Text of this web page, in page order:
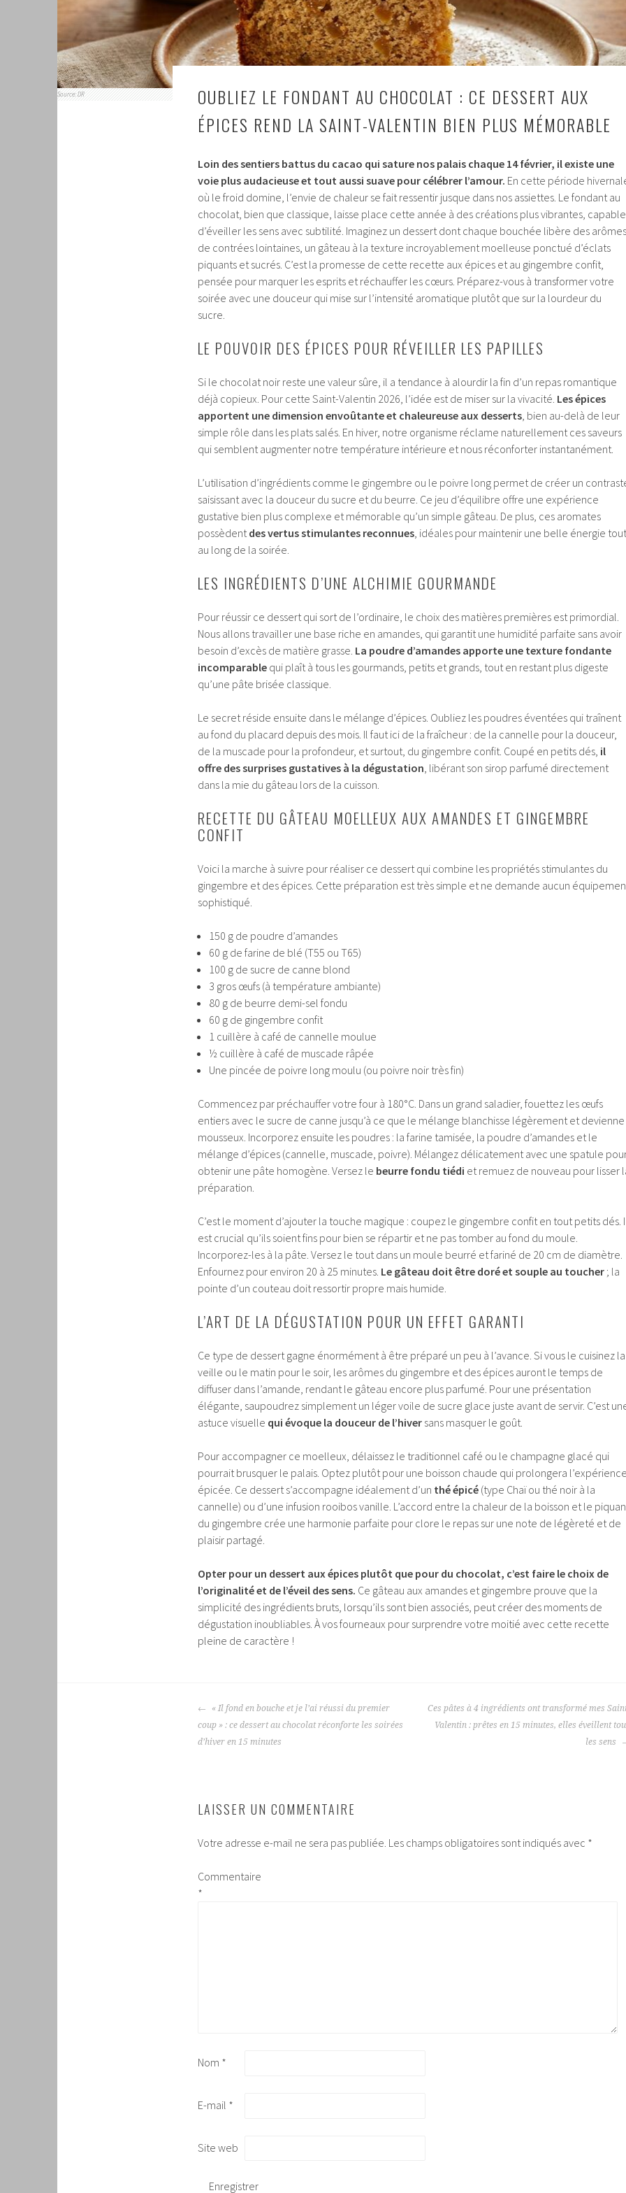
Source: DR
OUBLIEZ LE FONDANT AU CHOCOLAT : CE DESSERT AUX
ÉPICES REND LA SAINT-VALENTIN BIEN PLUS MÉMORABLE
Loin des sentiers battus du cacao qui sature nos palais chaque 14 février, il existe une
voie plus audacieuse et tout aussi suave pour célébrer l’amour. En cette période
où le froid domine, l’envie de chaleur se fait ressentir jusque dans nos assiettes. Le fondant au
chocolat, bien que classique, laisse place cette année à des créations plus vibrantes,
d’éveiller les sens avec subtilité. Imaginez un dessert dont chaque bouchée libère des arômes
de contrées lointaines, un gâteau à la texture incroyablement moelleuse ponctué d’éclats
piquants et sucrés. C’est la promesse de cette recette aux épices et au gingembre confit,
pensée pour marquer les esprits et réchauffer les cœurs. Préparez-vous à transformer votre
soirée avec une douceur qui mise sur l’intensité aromatique plutôt que sur la lourdeur du
sucre.
LE POUVOIR DES ÉPICES POUR RÉVEILLER LES PAPILLES
Si le chocolat noir reste une valeur sûre, il a tendance à alourdir la fin d’un repas romantique
déjà copieux. Pour cette Saint-Valentin 2026, l’idée est de miser sur la vivacité. Les épices
apportent une dimension envoûtante et chaleureuse aux desserts, bien au-delà de leur
simple rôle dans les plats salés. En hiver, notre organisme réclame naturellement ces saveurs
qui semblent augmenter notre température intérieure et nous réconforter instantanément.
L’utilisation d’ingrédients comme le gingembre ou le poivre long permet de créer un
saisissant avec la douceur du sucre et du beurre. Ce jeu d’équilibre offre une expérience
gustative bien plus complexe et mémorable qu’un simple gâteau. De plus, ces aromates
possèdentdes vertus stimulantes reconnues, idéales pour maintenir une belle énergie tout
au long de la soirée.
LES INGRÉDIENTS D’UNE ALCHIMIE GOURMANDE
Pour réussir ce dessert qui sort de l’ordinaire, le choix des matières premières est primordial.
Nous allons travailler une base riche en amandes, qui garantit une humidité parfaite sans avoir
besoin d’excès de matière grasse. La poudre d’amandes apporte une texture fondante
incomparable qui plaît à tous les gourmands, petits et grands, tout en restant plus digeste
qu’une pâte brisée classique.
Le secret réside ensuite dans le mélange d’épices. Oubliez les poudres éventées qui traînent
au fond du placard depuis des mois. Il faut ici de la fraîcheur : de la cannelle pour la douceur,
de la muscade pour la profondeur, et surtout, du gingembre confit. Coupé en petits dés, il
offre des surprises gustatives à la dégustation, libérant son sirop parfumé directement
dans la mie du gâteau lors de la cuisson.
RECETTE DU GÂTEAU MOELLEUX AUX AMANDES ET GINGEMBRE
CONFIT
Voici la marche à suivre pour réaliser ce dessert qui combine les propriétés stimulantes du
gingembre et des épices. Cette préparation est très simple et ne demande aucun
sophistiqué.
150 g de poudre d’amandes
60 g de farine de blé (T55 ou T65)
100 g de sucre de canne blond
3 gros œufs (à température ambiante)
80 g de beurre demi-sel fondu
60 g de gingembre confit
1 cuillère à café de cannelle moulue
½ cuillère à café de muscade râpée
Une pincée de poivre long moulu (ou poivre noir très fin)
Commencez par préchauffer votre four à 180°C. Dans un grand saladier, fouettez les œufs
entiers avec le sucre de canne jusqu’à ce que le mélange blanchisse légèrement et devienne
mousseux. Incorporez ensuite les poudres : la farine tamisée, la poudre d’amandes et le
mélange d’épices (cannelle, muscade, poivre). Mélangez délicatement avec une spatule
obtenir une pâte homogène. Versez le beurre fondu tiédi et remuez de nouveau pour lisser
préparation.
C’est le moment d’ajouter la touche magique : coupez le gingembre confit en tout petits dés.
est crucial qu’ils soient fins pour bien se répartir et ne pas tomber au fond du moule.
Incorporez-les à la pâte. Versez le tout dans un moule beurré et fariné de 20 cm de diamètre.
Enfournez pour environ 20 à 25 minutes. Le gâteau doit être doré et souple au toucher ; la
pointe d’un couteau doit ressortir propre mais humide.
L’ART DE LA DÉGUSTATION POUR UN EFFET GARANTI
Ce type de dessert gagne énormément à être préparé un peu à l’avance. Si vous le cuisinez la
veille ou le matin pour le soir, les arômes du gingembre et des épices auront le temps de
diffuser dans l’amande, rendant le gâteau encore plus parfumé. Pour une présentation
élégante, saupoudrez simplement un léger voile de sucre glace juste avant de servir. C’est
astuce visuelle qui évoque la douceur de l’hiver sans masquer le goût.
Pour accompagner ce moelleux, délaissez le traditionnel café ou le champagne glacé qui
pourrait brusquer le palais. Optez plutôt pour une boisson chaude qui prolongera
épicée. Ce dessert s’accompagne idéalement d’un thé épicé (type Chaï ou thé noir à la
cannelle) ou d’une infusion rooibos vanille. L’accord entre la chaleur de la boisson et le
du gingembre crée une harmonie parfaite pour clore le repas sur une note de légèreté et de
plaisir partagé.
Opter pour un dessert aux épices plutôt que pour du chocolat, c’est faire le choix de
l’originalité et de l’éveil des sens. Ce gâteau aux amandes et gingembre prouve que la
simplicité des ingrédients bruts, lorsqu’ils sont bien associés, peut créer des moments de
dégustation inoubliables. À vos fourneaux pour surprendre votre moitié avec cette recette
pleine de caractère !
NAVIGATION
DES
ARTICLES
« Il fond en bouche et je l’ai réussi du premier
coup » : ce dessert au chocolat réconforte les soirées
d’hiver en 15 minutes
Ces pâtes à 4 ingrédients ont transformé mes
Valentin : prêtes en 15 minutes, elles éveillent
les sens
LAISSER UN COMMENTAIRE
Votre adresse e-mail ne sera pas publiée. Les champs obligatoires sont indiqués avec *
Commentaire
*
Nom *
E-mail *
Site web
Enregistrer